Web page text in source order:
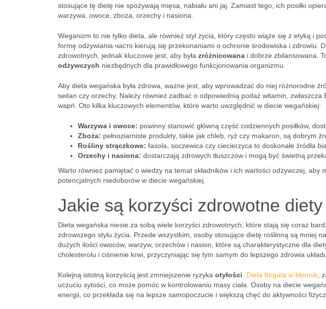
stosujące tę dietę nie spożywają mięsa, nabiału ani jaj. Zamiast tego, ich posiłki
warzywa, owoce, zboża, orzechy i nasiona.
Weganizm to nie tylko dieta, ale również styl życia, który często wiąże się z etyką i
formę odżywiania часто kierują się przekonaniami o ochronie środowiska i zdrowiu.
zdrowotnych, jednak kluczowe jest, aby była zróżnicowana i dobrze zbilansowana.
odżywczych niezbędnych dla prawidłowego funkcjonowania organizmu.
Aby dieta wegańska była zdrowa, ważne jest, aby wprowadzać do niej różnorodne
seitan czy orzechy. Należy również zadbać o odpowiednią podaż witamin, zwłaszcza
wapń. Oto kilka kluczowych elementów, które warto uwzględnić w diecie wegańskiej:
Warzywa i owoce: powinny stanowić główną część codziennych posiłków,
Zboża: pełnoziarniste produkty, takie jak chleb, ryż czy makaron, są dobrym
Rośliny strączkowe: fasola, soczewica czy ciecierzyca to doskonałe źródła
Orzechy i nasiona: dostarczają zdrowych tłuszczów i mogą być świetną
Warto również pamiętać o wiedzy na temat składników i ich wartości odżywczej, aby
potencjalnych niedoborów w diecie wegańskiej.
Jakie są korzyści zdrowotne
Dieta wegańska niesie za sobą wiele korzyści zdrowotnych, które stają się coraz
zdrowszego stylu życia. Przede wszystkim, osoby stosujące dietę roślinną są mniej
dużych ilości owoców, warzyw, orzechów i nasion, które są charakterystyczne dla
cholesterolu i ciśnienie krwi, przyczyniając się tym samym do lepszego zdrowia
Kolejną istotną korzyścią jest zmniejszenie ryzyka otyłości Dieta bogata w błonnik ,
uczuciu sytości, co może pomóc w kontrolowaniu masy ciała. Osoby na diecie
energii, co przekłada się na lepsze samopoczucie i większą chęć do aktywności